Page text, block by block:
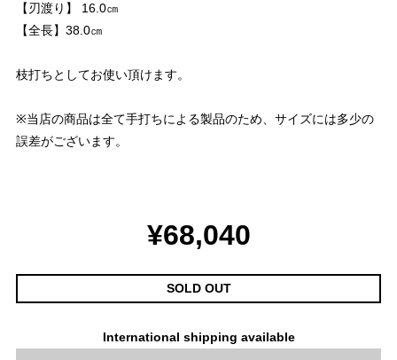
【刃渡り】 16.0㎝
【全長】38.0㎝
枝打ちとしてお使い頂けます。
※当店の商品は全て手打ちによる製品のため、サイズには多少の
誤差がございます。
¥68,040
SOLD OUT
International shipping available